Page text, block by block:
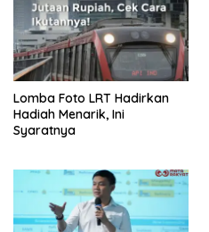
Lomba Foto LRT Hadirkan
Hadiah Menarik, Ini
Syaratnya